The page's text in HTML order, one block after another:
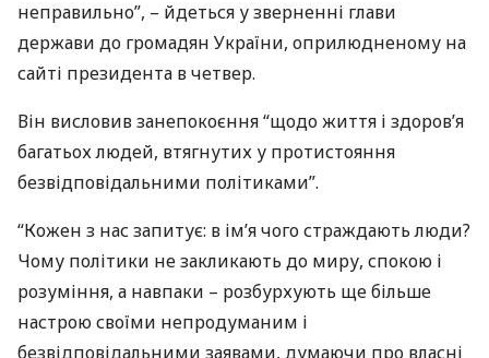
неправильно”, – йдеться у зверненні глави
держави до громадян України, оприлюдненому на
сайті президента в четвер.
Він висловив занепокоєння “щодо життя і здоров’я
багатьох людей, втягнутих у протистояння
безвідповідальними політиками”.
“Кожен з нас запитує: в ім’я чого страждають люди?
Чому політики не закликають до миру, спокою і
розуміння, а навпаки – розбурхують ще більше
настрою своїми непродуманим і
безвідповідальними заявами, думаючи про власні